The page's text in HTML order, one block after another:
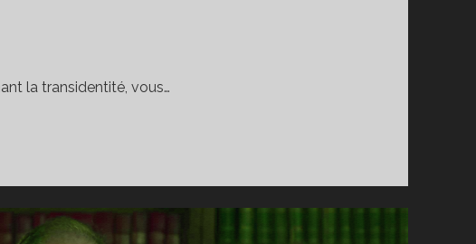
la transidentité, vous…